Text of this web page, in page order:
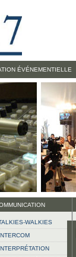
ÉVÉNEMENTIELLE
WALKIES
INTERCOM
INTERPRÉTATION